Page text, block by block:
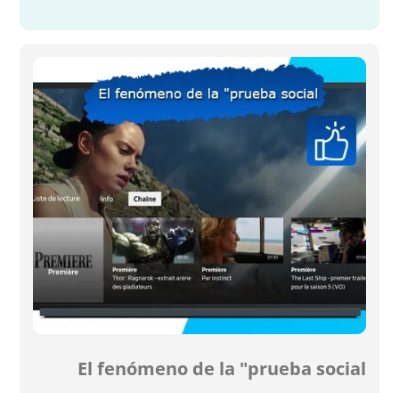
El fenómeno de la "prueba social